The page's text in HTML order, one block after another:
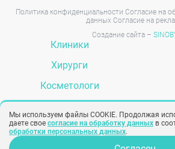
Политика конфиденциальности Согласие на
данных Согласие на
Создание сайта –
Клиники
Хирурги
Косметологи
Мы используем файлы COOKIE. Продолжая
даете свое согласие на обработку данных в
обработки персональных данных.